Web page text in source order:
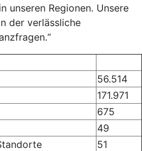
unseren Regionen. Unsere
der verlässliche
56.514
171.971
675
49
51